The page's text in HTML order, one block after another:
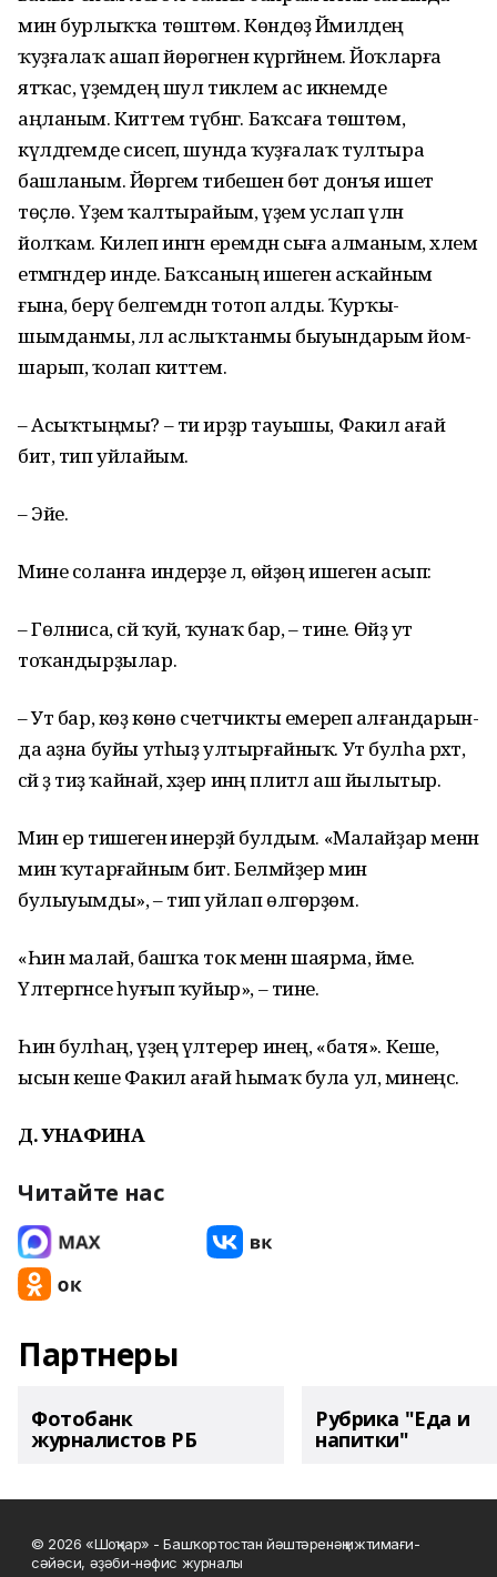
мин бурлыҡҡа төштөм. Көндөҙ Йәмилдең
ҡуҙғалаҡ ашап йөрөгәнен күргәйнем. Йоҡларға
ятҡас, үҙемдең шул тиклем ас икәнемде
аңланым. Киттем түбәнгә. Баҡсаға төштөм,
күлдәгем­де сисеп, шунда ҡуҙғалаҡ тултыра
башланым. Йөрәгем тибешен бөтә донъя ишетә
төҫлө. Үҙем ҡалтырайым, үҙем услап үлән
йолҡам. Килеп ингән еремдән сыға алманым, хәлем
етмәгәндер инде. Баҡсаның ишеген асҡай­ным
ғына, берәү белә­гемдән тотоп алды. Ҡурҡы­
шымданмы, әллә аслыҡ­танмы быуындарым йом­
шарып, ҡолап киттем.
– Асыҡтыңмы? – ти ирҙәр тауышы, Факил ағай
бит, тип уйлайым.
– Эйе.
Мине соланға индерҙе лә, өйҙөң ишеген асып:
– Гөлниса, сәй ҡуй, ҡунаҡ бар, – тине. Өйҙә ут
тоҡандырҙылар.
– Ут бар, көҙ көнө счет­чикты емереп алғандарын­
да аҙна буйы утһыҙ ултыр­ғайныҡ. Ут булһа рәхәт,
сәй ҙә тиҙ ҡайнай, хәҙер инәң плитәлә аш йылытыр.
Мин ер тишегенә инер­ҙәй булдым. «Малайҙар ме­нән
мин ҡутарғайным бит. Белмәйҙер мин
булыуымды», – тип уйлап өлгөрҙөм.
«Һин малай, башҡа ток менән шаярма, йәме.
Үлтер­гәнсе һуғып ҡуйыр», – тине.
Һин булһаң, үҙең үлте­рер инең, «батя». Кеше,
ысын кеше Факил ағай һымаҡ була ул, минеңсә.
Д. ҠУНАФИНА
Читайте нас
Партнеры
Фотобанк
журналистов РБ
Рубрика "Еда и
напитки"
© 2026 «Шоңҡар» - Башҡортостан йәштәренәң ижтимағи-
сәйәси, әҙәби-нәфис журналы